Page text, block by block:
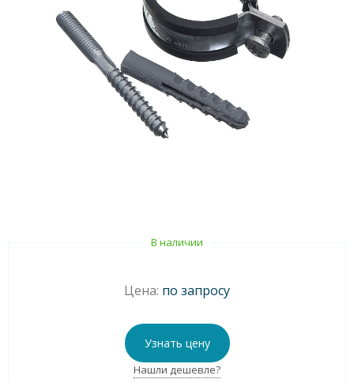
В наличии
Цена: по запросу
Узнать цену
Нашли дешевле?